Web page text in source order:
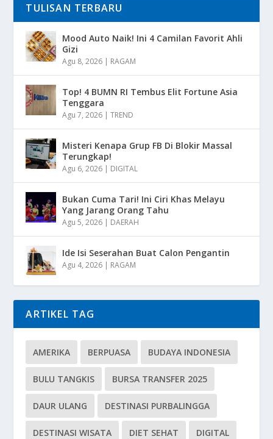
TULISAN TERBARU
Mood Auto Naik! Ini 4 Camilan Favorit Ahli
Gizi
Agu 8, 2026 | RAGAM
Top! 4 BUMN RI Tembus Elit Fortune Asia
Tenggara
Agu 7, 2026 |TREND
Misteri Kenapa Grup FB Di Blokir Massal
Terungkap!
Agu 6, 2026 | DIGITAL
Bukan Cuma Tari! Ini Ciri Khas Melayu
Yang Jarang Orang Tahu
Agu 5, 2026 | DAERAH
Ide Isi Seserahan Buat Calon Pengantin
Agu 4, 2026 | RAGAM
ARTIKEL TAG
AMERIKA BERPUASA BUDAYA INDONESIA
BULU TANGKIS BURSA TRANSFER 2025
DAUR ULANG DESTINASI PURBALINGGA
DESTINASI WISATA DIET SEHAT DIGITAL